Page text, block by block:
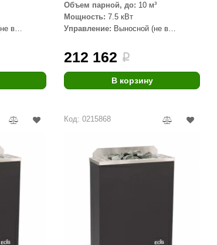
LANG’s
Rohol
Baldus
Ермак-Термо
Добросталь
Торнадо
Аэровита
в
Объем парной, до: 10 м³
Мощность: 7.5 кВт
Управление: Выносной (не в
212 162 i
В корзину
Код: 0215868